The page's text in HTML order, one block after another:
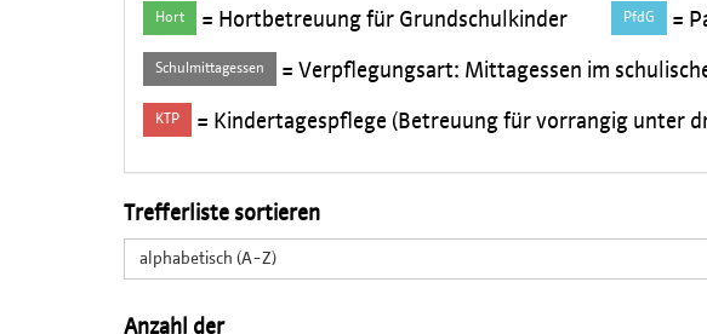
Hort = Hortbetreuung für Grundschulkinder PfdG =
Schulmittagessen = Verpflegungsart: Mittagessen im
KTP = Kindertagespflege (Betreuung für vorrangig unter
Trefferliste sortieren
alphabetisch (A-Z)
Anzahl der